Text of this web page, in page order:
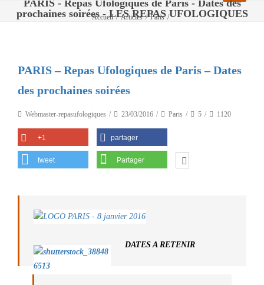
PARIS - Repas Ufologiques de Paris - Dates des
prochaines soirées - LES REPAS UFOLOGIQUES
Accueil / Articles / Paris /
PARIS – Repas Ufologiques de Paris – Dates
des prochaines soirées
Webmaster-repasufologiques 23/03/2016 Paris 5 1120
+1 partager
tweet Partager
DATES A RETENIR